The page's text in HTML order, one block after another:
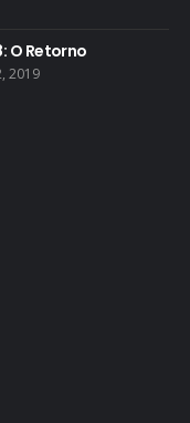
O Retorno
2019